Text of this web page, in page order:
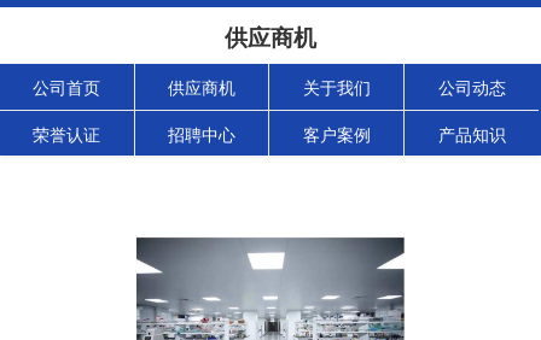
供应商机
公司首页 供应商机 关于我们 公司动态
荣誉认证 招聘中心 客户案例 产品知识